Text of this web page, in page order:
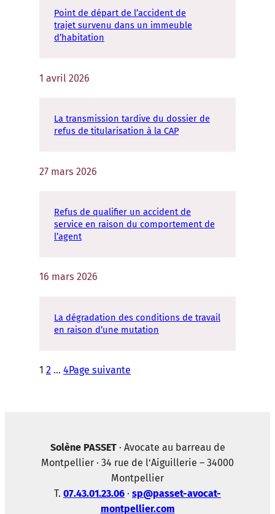
Point de départ de l’accident de
trajet survenu dans un immeuble
d’habitation
1 avril 2026
La transmission tardive du dossier de
refus de titularisation à la CAP
27 mars 2026
Refus de qualifier un accident de
service en raison du comportement de
l’agent
16 mars 2026
La dégradation des conditions de travail
en raison d’une mutation
1 2 … 4Page suivante
Solène PASSET · Avocate au barreau de
Montpellier · 34 rue de l’Aiguillerie – 34000
Montpellier
T. 07.43.01.23.06 · sp@passet-avocat-
montpellier.com